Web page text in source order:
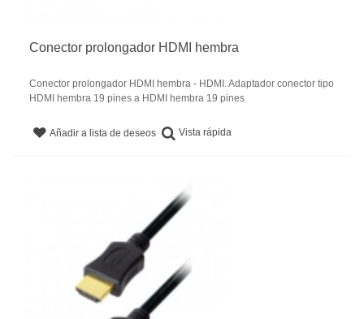
Conector prolongador HDMI hembra
Conector prolongador HDMI hembra - HDMI. Adaptador conector tipo
HDMI hembra 19 pines a HDMI hembra 19 pines
Añadir a lista de deseos Vista rápida